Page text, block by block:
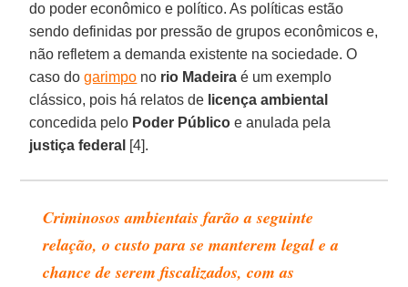
do poder econômico e político. As políticas estão
sendo definidas por pressão de grupos econômicos e,
não refletem a demanda existente na sociedade. O
caso dogarimpo no rio Madeira é um exemplo
clássico, pois há relatos de licença ambiental
concedida pelo Poder Público e anulada pela
justiça federal [4].
Criminosos ambientais farão a seguinte
relação, o custo para se manterem legal e a
chance de serem fiscalizados, com as